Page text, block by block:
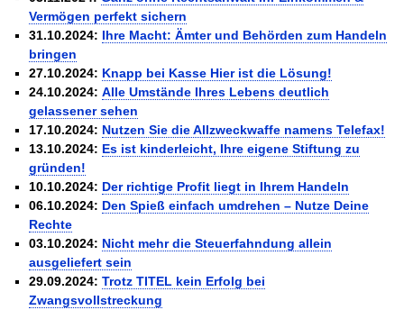
Der Finanzmanager NEU
Behalten Sie den Überblick
Nützliche Problemlösungen
Vermögenssicherung durch GbR-Vertrag NEU
Schutzwall für Hab und Gut
GbR-Vertrag mit beschränkter Haftung BESTSELLER
GbR als Einzelperson gründen
Sich rechtlich einrichten
Schützen Sie sich
Stiftung gründen und profitabel vermarkten BRANDNEU
Gründen Sie Ihre Stiftung
Suchmaschinenoptimierung mit der Top10-Checkliste
Platzieren Sie sich bei Google ganz oben
Für ein erfolgreiches Leben
Mental Force
Entfalten Sie Ihre geistigen Kräfte
Mental Force - Hörbuch
Geistigen Kräfte, die unter die Haut gehen
Nutze Deine geistigen Waffen
Das Kapital Ihrer geistigen Möglichkeiten
Schlüssel des Erfolgs
Methoden der Lebenstechnik
Hilf Dir selbst, hilft Dir Gott
Immer den Geist zum TUN begeistern
Die Feuerkraft TIPP
Holen Sie Erfolg in Ihr Leben
Mit System zum Erfolg GEHEIMTIPP
Starten Sie endlich durch
TIPP
Der Weg zur finanziellen Freiheit
Die Macht des Schuldners (Hörbuch) TIPP
Jetzt neu für Unterwegs
Der SchuldenkalkulatorNEU
Weg mit Ihren Schulden - per Mausklick
Mach Pleite und starte durch
Der sichere Weg aus der wirtschaftlichen Pleite
Vermögenssicherung durch GbR-Vertrag NEU
Schutzwall für Hab und Gut
Schach dem Gerichtsvollzieher
Gerichtsvollziehervorschriften nutzen
Weiße Weste durch UmzugTIPP
Das Meldesystem clever nutzen
Die Betablocker InsolvenzNEU
Insolvenzantrag abwehren
Finanzielle Freiheit trotz InsolvenzTIPP
80% Ihrer Einnahmen behalten
Steuern Sie die Zwangsvollstreckung
Vermögen perfekt sichern
31.10.2024: Ihre Macht: Ämter und Behörden zum Handeln
bringen
27.10.2024: Knapp bei Kasse Hier ist die Lösung!
24.10.2024:Alle Umstände Ihres Lebens deutlich
gelassener sehen
17.10.2024: Nutzen Sie die Allzweckwaffe namens Telefax!
13.10.2024: Es ist kinderleicht, Ihre eigene Stiftung zu
gründen!
10.10.2024: Der richtige Profit liegt in Ihrem Handeln
06.10.2024: Den Spieß einfach umdrehen – Nutze Deine
Rechte
03.10.2024: Nicht mehr die Steuerfahndung allein
ausgeliefert sein
29.09.2024:Trotz TITEL kein Erfolg bei
Zwangsvollstreckung